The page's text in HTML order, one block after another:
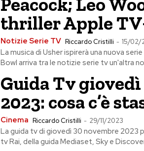
thriller Apple
Notizie Serie TV Riccardo Cristilli - 15/02/
La musica di Usher ispirerà una nuova
Bowl arriva tra le notizie serie tv un'altra
Guida Tv
2023: cosa c’è
Cinema Riccardo Cristilli - 29/11/2023
La guida tv di giovedì 30 novembre 2023
tv Rai, della guida Mediaset, Sky e